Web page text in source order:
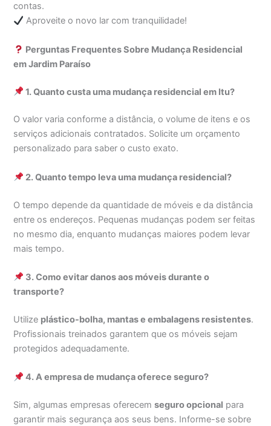
contas.
Aproveite o novo lar com tranquilidade!
Perguntas Frequentes Sobre Mudança Residencial
em Jardim Paraíso
1. Quanto custa uma mudança residencial em Itu?
O valor varia conforme a distância, o volume de itens e os
serviços adicionais contratados. Solicite um orçamento
personalizado para saber o custo exato.
2. Quanto tempo leva uma mudança residencial?
O tempo depende da quantidade de móveis e da distância
entre os endereços. Pequenas mudanças podem ser feitas
no mesmo dia, enquanto mudanças maiores podem levar
mais tempo.
3. Como evitar danos aos móveis durante o
transporte?
Utilize plástico-bolha, mantas e embalagens resistentes.
Profissionais treinados garantem que os móveis sejam
protegidos adequadamente.
4. A empresa de mudança oferece seguro?
Sim, algumas empresas oferecemseguro opcional para
garantir mais segurança aos seus bens. Informe-se sobre